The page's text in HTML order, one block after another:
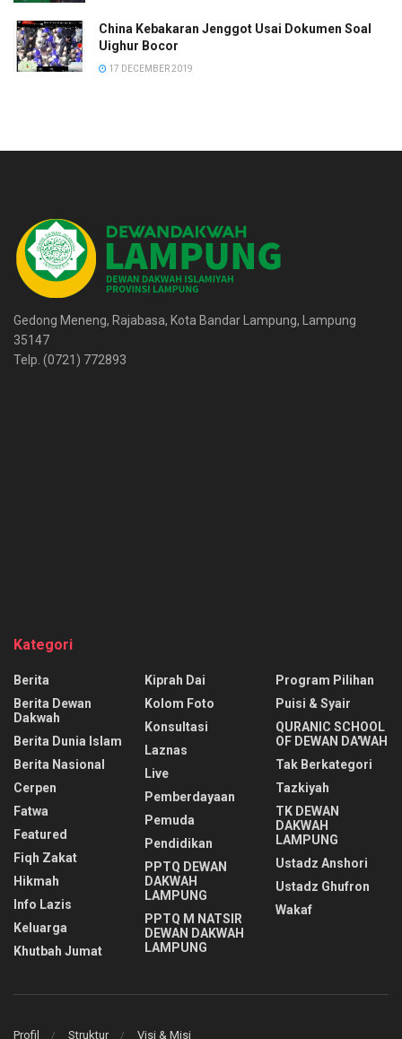
China Kebakaran Jenggot Usai Dokumen Soal
Uighur Bocor
17 DECEMBER 2019
Gedong Meneng, Rajabasa, Kota Bandar Lampung, Lampung
35147
Telp. (0721) 772893
Kategori
Berita
Berita Dewan
Dakwah
Berita Dunia Islam
Berita Nasional
Cerpen
Fatwa
Featured
Fiqh Zakat
Hikmah
Info Lazis
Keluarga
Khutbah Jumat
Kiprah Dai
Kolom Foto
Konsultasi
Laznas
Live
Pemberdayaan
Pemuda
Pendidikan
PPTQ DEWAN
DAKWAH
LAMPUNG
PPTQ M NATSIR
DEWAN DAKWAH
LAMPUNG
Program Pilihan
Puisi & Syair
QURANIC SCHOOL
OF DEWAN DA'WAH
Tak Berkategori
Tazkiyah
TK DEWAN
DAKWAH
LAMPUNG
Ustadz Anshori
Ustadz Ghufron
Wakaf
Profil Struktur Visi & Misi